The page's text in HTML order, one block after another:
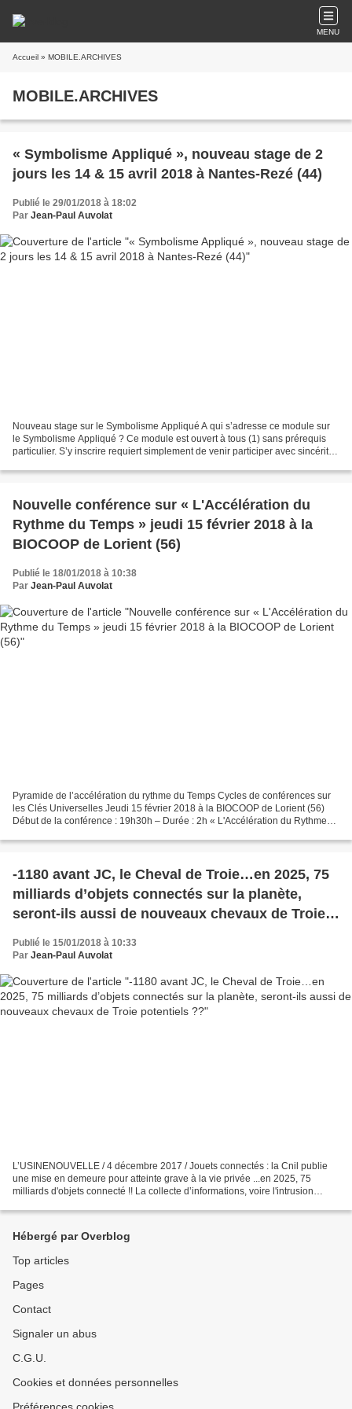
MENU
Accueil » MOBILE.ARCHIVES
MOBILE.ARCHIVES
« Symbolisme Appliqué », nouveau stage de 2
jours les 14 & 15 avril 2018 à Nantes-Rezé (44)
Publié le 29/01/2018 à 18:02
Par Jean-Paul Auvolat
Nouveau stage sur le Symbolisme Appliqué A qui s’adresse ce module sur
le Symbolisme Appliqué ? Ce module est ouvert à tous (1) sans prérequis
particulier. S’y inscrire requiert simplement de venir participer avec sincérité,
Nouvelle conférence sur « L'Accélération du
Rythme du Temps » jeudi 15 février 2018 à la
BIOCOOP de Lorient (56)
Publié le 18/01/2018 à 10:38
Par Jean-Paul Auvolat
Pyramide de l’accélération du rythme du Temps Cycles de conférences sur
les Clés Universelles Jeudi 15 février 2018 à la BIOCOOP de Lorient (56)
Début de la conférence : 19h30h – Durée : 2h « L'Accélération du Rythme
-1180 avant JC, le Cheval de Troie…en 2025, 75
milliards d’objets connectés sur la planète,
seront-ils aussi de nouveaux chevaux de Troie
potentiels ??
Publié le 15/01/2018 à 10:33
Par Jean-Paul Auvolat
L’USINENOUVELLE / 4 décembre 2017 / Jouets connectés : la Cnil publie
une mise en demeure pour atteinte grave à la vie privée ...en 2025, 75
milliards d'objets connecté !! La collecte d’informations, voire l'intrusion
Hébergé par Overblog
Top articles
Pages
Contact
Signaler un abus
C.G.U.
Cookies et données personnelles